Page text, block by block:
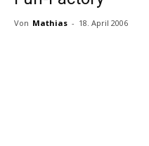
Von Mathias - 18. April 2006